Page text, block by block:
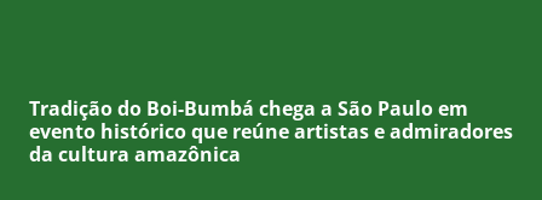
Tradição do Boi-Bumbá chega a São Paulo em
evento histórico que reúne artistas e admiradores
da cultura amazônica